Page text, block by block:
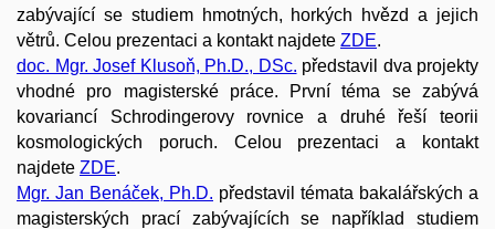
zabývající se studiem hmotných, horkých hvězd a jejich
větrů. Celou prezentaci a kontakt najdete ZDE.
doc. Mgr. Josef Klusoň, Ph.D., DSc. představil dva projekty
vhodné pro magisterské práce. První téma se zabývá
kovariancí Schrodingerovy rovnice a druhé řeší teorii
kosmologických poruch. Celou prezentaci a kontakt
najdete ZDE.
Mgr. Jan Benáček, Ph.D. představil témata bakalářských a
magisterských prací zabývajících se například studiem